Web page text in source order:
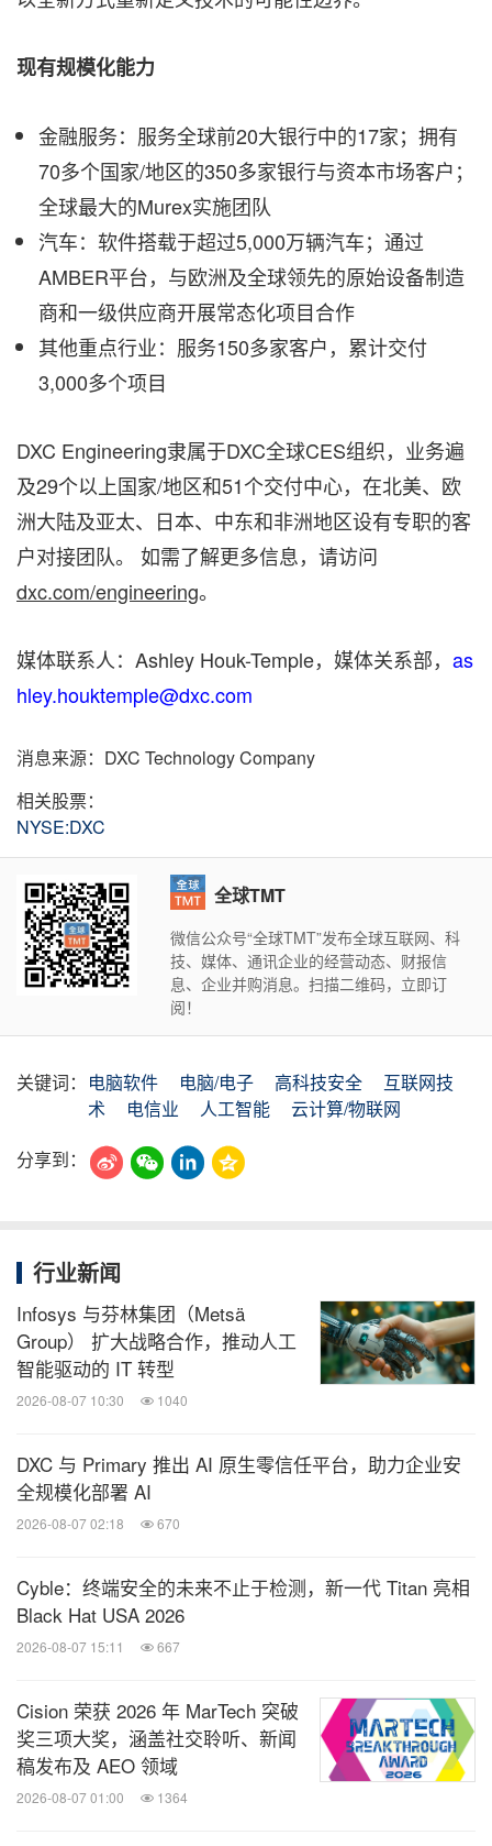
现有规模化能力
金融服务：服务全球前20大银行中的17家；拥有
70多个国家/地区的350多家银行与资本市场客户；
全球最大的Murex实施团队
汽车：软件搭载于超过5,000万辆汽车；通过
AMBER平台，与欧洲及全球领先的原始设备制造
商和一级供应商开展常态化项目合作
其他重点行业：服务150多家客户，累计交付
3,000多个项目
DXC Engineering隶属于DXC全球CES组织，业务遍
及29个以上国家/地区和51个交付中心，在北美、欧
洲大陆及亚太、日本、中东和非洲地区设有专职的客
户对接团队。 如需了解更多信息，请访问
dxc.com/engineering。
媒体联系人：Ashley Houk-Temple，媒体关系部， as
hley.houktemple@dxc.com
消息来源：DXC Technology Company
相关股票：
NYSE:DXC
全球TMT
微信公众号“全球TMT”发布全球互联网、科
技、媒体、通讯企业的经营动态、财报信
息、企业并购消息。扫描二维码，立即订
阅！
关键词： 电脑软件 电脑/电子 高科技安全
互联网技
术
电信业 人工智能
云计算/物联网
分享到：
行业新闻
Infosys 与芬林集团（Metsä
Group） 扩大战略合作，推动人工
智能驱动的 IT 转型
2026-08-07 10:30 1040
DXC 与 Primary 推出 AI 原生零信任平台，助力企业安
全规模化部署 AI
2026-08-07 02:18 670
Cyble：终端安全的未来不止于检测，新一代 Titan 亮相
Black Hat USA 2026
2026-08-07 15:11 667
Cision 荣获 2026 年 MarTech 突破
奖三项大奖，涵盖社交聆听、新闻
稿发布及 AEO 领域
2026-08-07 01:00 1364